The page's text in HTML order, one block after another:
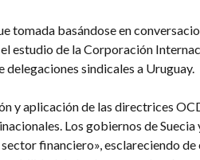
tomada basándose en
estudio de la Corporación
sindicales a Uruguay.
y aplicación de las directrices
Los gobiernos de
financiero», esclareciendo